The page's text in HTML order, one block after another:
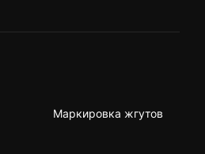
Маркировка жгутов